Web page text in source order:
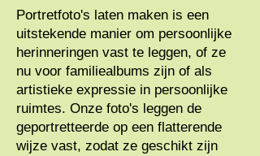
Portretfoto's laten maken is een
uitstekende manier om persoonlijke
herinneringen vast te leggen, of ze
nu voor familiealbums zijn of als
artistieke expressie in persoonlijke
ruimtes. Onze foto's leggen de
geportretteerde op een flatterende
wijze vast, zodat ze geschikt zijn